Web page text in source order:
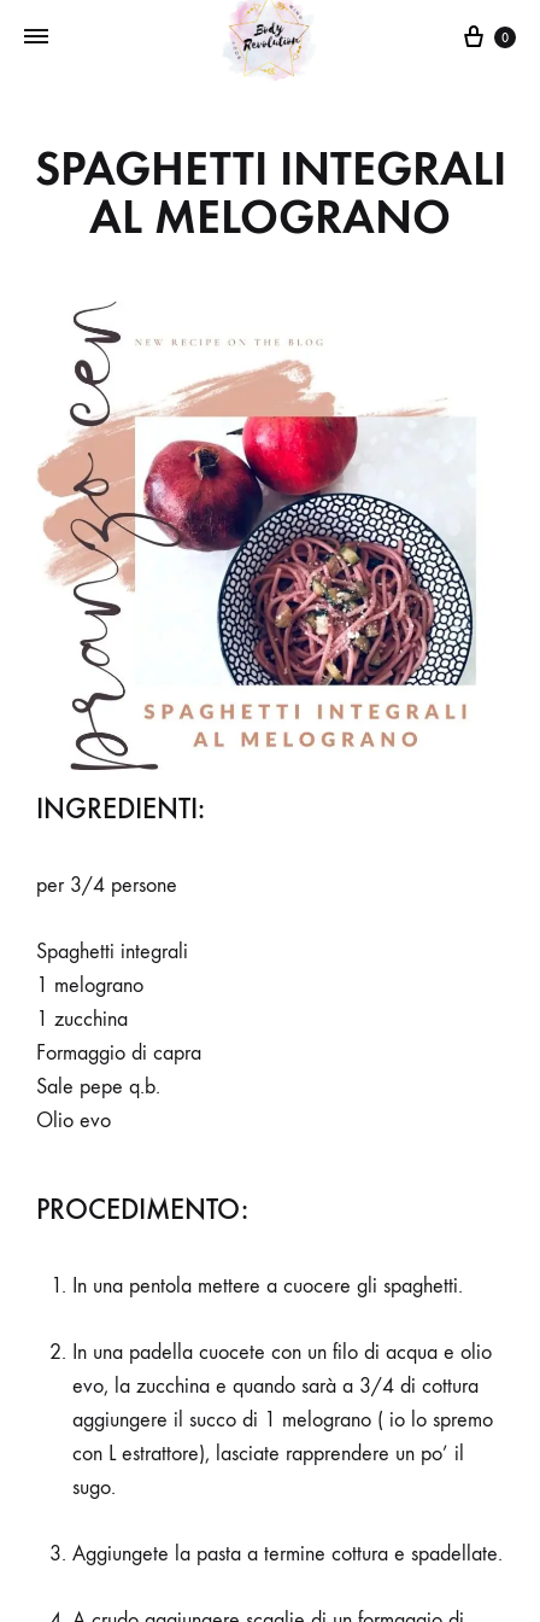
0
SPAGHETTI INTEGRALI
AL MELOGRANO
INGREDIENTI:
per 3/4 persone
Spaghetti integrali
1 melograno
1 zucchina
Formaggio di capra
Sale pepe q.b.
Olio evo
PROCEDIMENTO:
In una pentola mettere a cuocere gli spaghetti.
In una padella cuocete con un filo di acqua e olio
evo, la zucchina e quando sarà a 3/4 di cottura
aggiungere il succo di 1 melograno ( io lo spremo
con L estrattore), lasciate rapprendere un po’ il
sugo.
Aggiungete la pasta a termine cottura e spadellate.